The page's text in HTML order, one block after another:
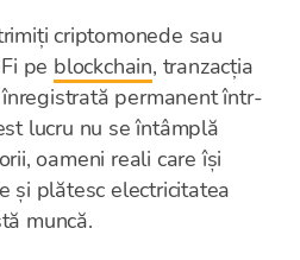
criptomonede sau
pe blockchain, tranzacția
permanent într-
lucru nu se întâmplă
oameni reali care își
și plătesc electricitatea
muncă.